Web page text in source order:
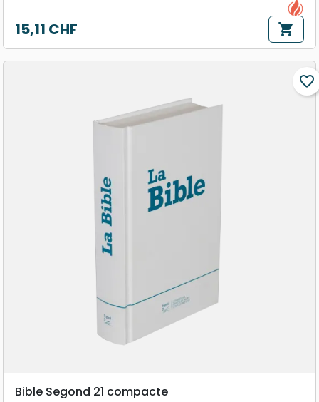
Prix
15,11 CHF shopping_cart
favorite_border
Bible Segond 21 compacte